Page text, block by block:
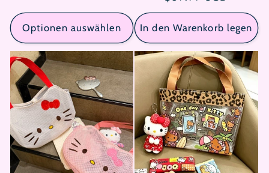
Optionen auswählen In den Warenkorb legen